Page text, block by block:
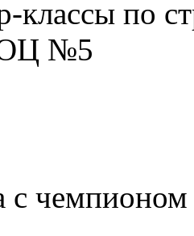
классы по
ОЦ №5
с чемпионом